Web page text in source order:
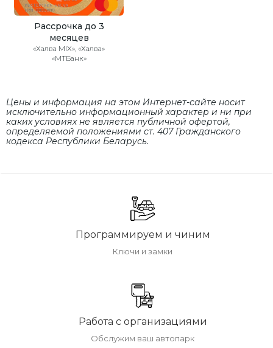
Рассрочка до 3
месяцев
«Халва MIX», «Халва»
«МТБанк»
Цены и информация на этом Интернет-сайте носит
исключительно информационный характер и ни при
каких условиях не является публичной офертой,
определяемой положениями cт. 407 Гражданского
кодекса Республики Беларусь.
Программируем и чиним
Ключи и замки
Работа с организациями
Обслужим ваш автопарк